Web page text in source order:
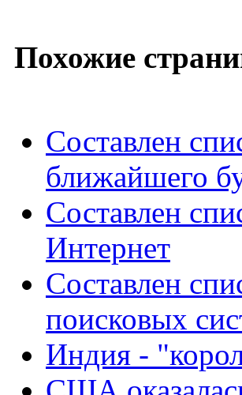
Похожие
Составлен
ближайшего
Составлен
Интернет
Составлен
поисковых
Индия -